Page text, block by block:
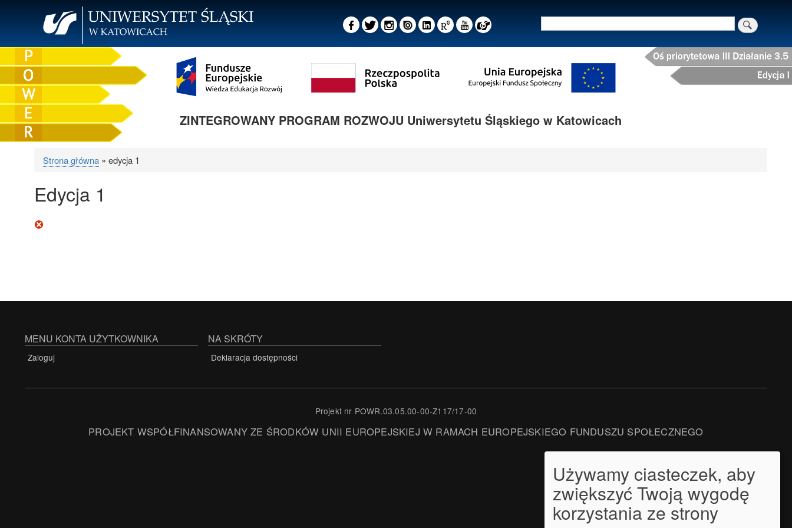
ZINTEGROWANY PROGRAM ROZWOJU Uniwersytetu Śląskiego w Katowicach
Ścieżka
nawigacyjna
Strona główna edycja 1
Edycja 1
MENU KONTA UŻYTKOWNIKA
Zaloguj
NA SKRÓTY
Deklaracja dostępności
Projekt nr POWR.03.05.00-00-Z117/17-00
PROJEKT WSPÓŁFINANSOWANY ZE ŚRODKÓW UNII EUROPEJSKIEJ W RAMACH EUROPEJSKIEGO FUNDUSZU SPOŁECZNEGO
Używamy ciasteczek, aby
zwiększyć Twoją wygodę
korzystania ze strony